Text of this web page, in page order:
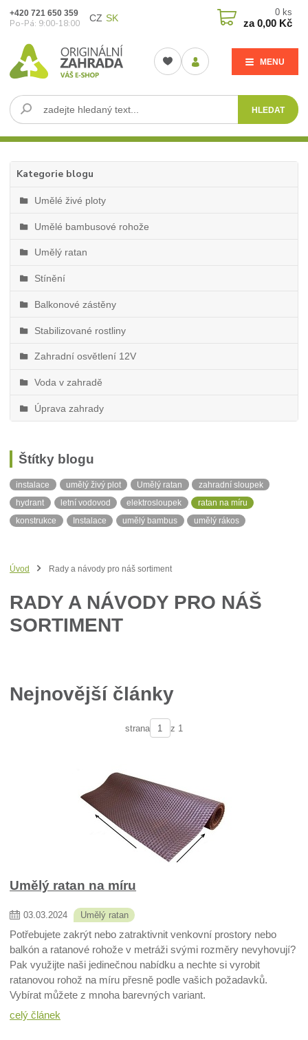
CZ SK
MENU
HLEDAT
+420 721 650 359
Po-Pá: 9:00-18:00
0 ks
za0,00 Kč
Kategorie blogu
Umělé živé ploty
Umělé bambusové rohože
Umělý ratan
Stínění
Balkonové zástěny
Stabilizované rostliny
Zahradní osvětlení 12V
Voda v zahradě
Úprava zahrady
Štítky blogu
instalace umělý živý plot Umělý ratan
zahradní sloupek
hydrant
letní vodovod elektrosloupek
ratan na míru
konstrukce
Instalace umělý bambus
umělý rákos
Stín
Úvod Rady a návody pro náš sortiment
RADY A NÁVODY PRO NÁŠ
SORTIMENT
Nejnovější články
strana z 1
Umělý ratan na míru
03. 03. 2024 Umělý ratan
Potřebujete zakrýt nebo zatraktivnit venkovní prostory nebo
balkón a ratanové rohože v metráži svými rozměry nevyhovují?
Pak využijte naši jedinečnou nabídku a nechte si vyrobit
ratanovou rohož na míru přesně podle vašich požadavků.
Vybírat můžete z mnoha barevných variant.
celý článek